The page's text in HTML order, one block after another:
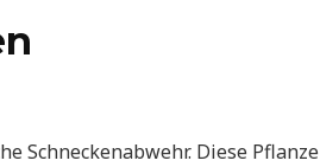
Schneckenabwehr. Diese Pflanze